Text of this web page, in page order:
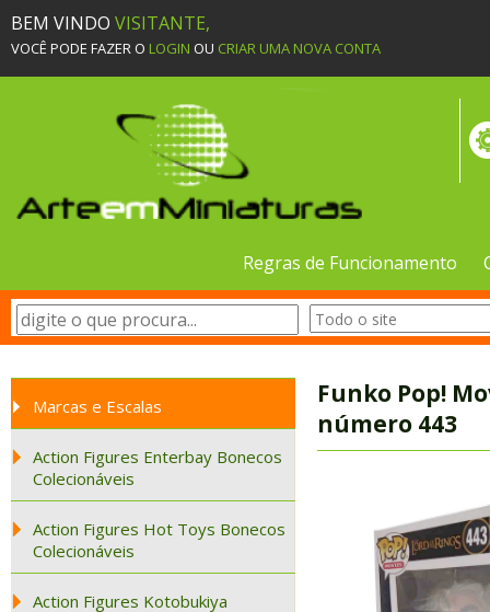
BEM VINDO VISITANTE,
VOCÊ PODE FAZER O LOGIN OU CRIAR UMA NOVA CONTA
Regras de Funcionamento
Marcas e Escalas
Action Figures Enterbay Bonecos
Colecionáveis
Action Figures Hot Toys Bonecos
Colecionáveis
Action Figures Kotobukiya
Funko Pop!
número 443